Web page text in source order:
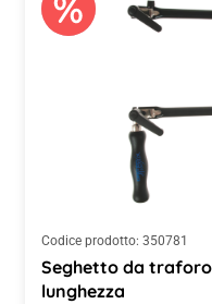
Codice prodotto: 350781
Seghetto da
lunghezza